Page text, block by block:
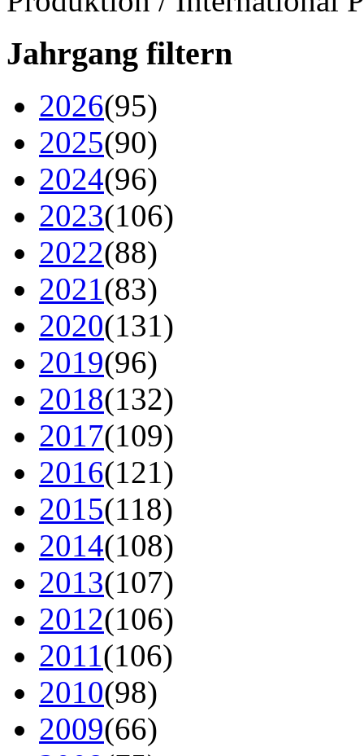
Jahrgang filtern
2026(95)
2025(90)
2024(96)
2023(106)
2022(88)
2021(83)
2020(131)
2019(96)
2018(132)
2017(109)
2016(121)
2015(118)
2014(108)
2013(107)
2012(106)
2011(106)
2010(98)
2009(66)